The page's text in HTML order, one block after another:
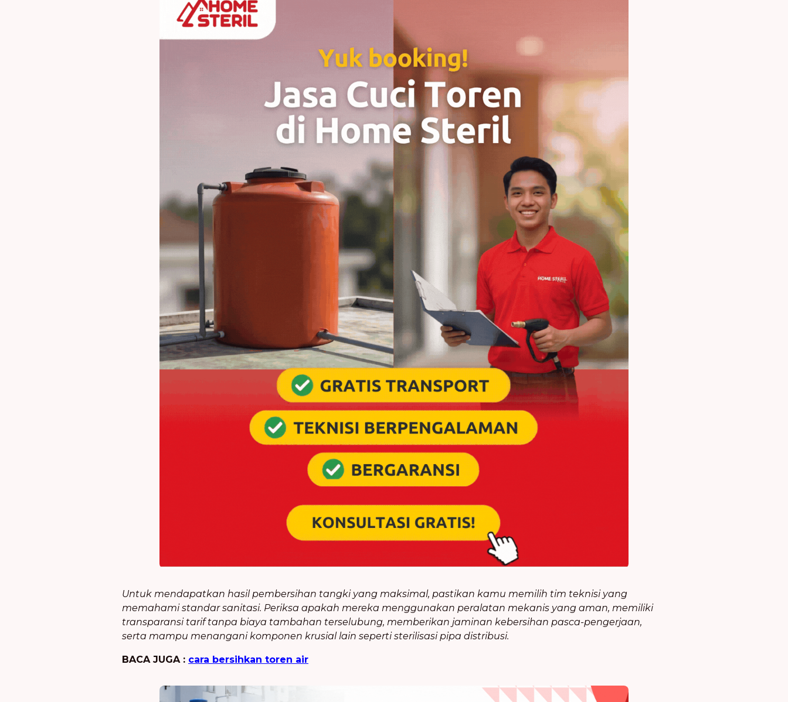
Untuk mendapatkan hasil pembersihan tangki yang maksimal, pastikan kamu memilih tim teknisi yang
memahami standar sanitasi. Periksa apakah mereka menggunakan peralatan mekanis yang aman, memiliki
transparansi tarif tanpa biaya tambahan terselubung, memberikan jaminan kebersihan pasca-pengerjaan,
serta mampu menangani komponen krusial lain seperti sterilisasi pipa distribusi.
BACA JUGA : cara bersihkan toren air